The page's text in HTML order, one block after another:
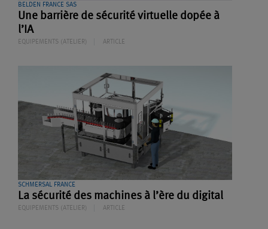
BELDEN FRANCE SAS
Une barrière de sécurité virtuelle dopée à
l’IA
EQUIPEMENTS (ATELIER) ARTICLE
SCHMERSAL FRANCE
La sécurité des machines à l’ère du digital
EQUIPEMENTS (ATELIER) ARTICLE